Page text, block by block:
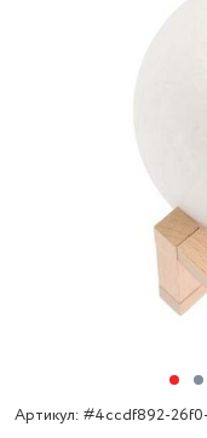
Артикул: #4ccdf892-